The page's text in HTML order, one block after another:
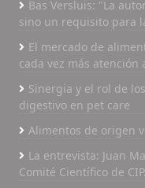
brinda
estabilizado
mascotas
compañía de Smith
extrusión para
hacer que el
útil para los seres
añaden otros
proceso. El calor
durante la
Bas Versluis: "La
sino un requisito para
El mercado de
cada vez más atención
Sinergia y el rol de
digestivo en pet care
Alimentos de origen
La entrevista: Juan
Comité Científico de